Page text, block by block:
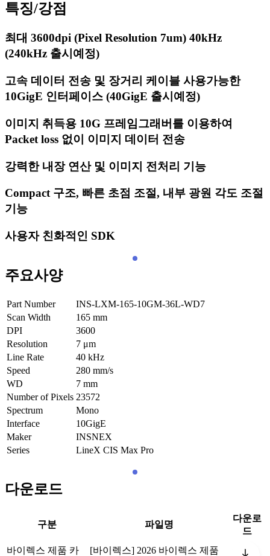
특징/강점
최대 3600dpi (Pixel Resolution 7um) 40kHz
(240kHz 출시예정)
고속 데이터 전송 및 장거리 케이블 사용가능한
10GigE 인터페이스 (40GigE 출시예정)
이미지 취득용 10G 프레임그래버를 이용하여
Packet loss 없이 이미지 데이터 전송
강력한 내장 연산 및 이미지 전처리 기능
Compact 구조, 빠른 초점 조절, 내부 광원 각도 조절
기능
사용자 친화적인 SDK
주요사양
Part Number
INS-LXM-165-10GM-36L-WD7
Scan Width
165 mm
DPI
3600
Resolution
7 μm
Line Rate
40 kHz
Speed
280 mm/s
WD
7 mm
Number of Pixels 23572
Spectrum
Mono
Interface
10GigE
Maker
INSNEX
Series
LineX CIS Max Pro
다운로드
구분 파일명
다운로
드
바이렉스 제품 카
[바이렉스] 2026 바이렉스 제품